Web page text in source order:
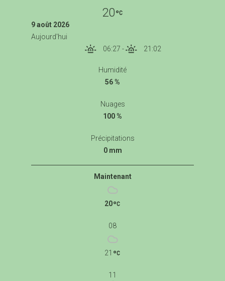
20
9 août 2026
Aujourd'hui
06:27 - 21:02
Humidité
56 %
Nuages
100 %
Précipitations
0 mm
Maintenant
20
08
21
11